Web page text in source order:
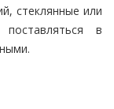
стеклянные или
в